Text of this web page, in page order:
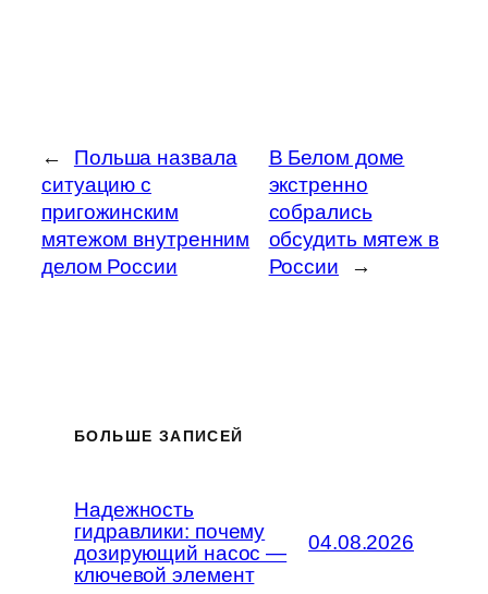
←
Польша назвала
ситуацию с
пригожинским
мятежом внутренним
делом России
В Белом доме
экстренно
собрались
обсудить мятеж в
России
→
БОЛЬШЕ ЗАПИСЕЙ
Надежность
гидравлики: почему
дозирующий насос —
ключевой элемент
04.08.2026